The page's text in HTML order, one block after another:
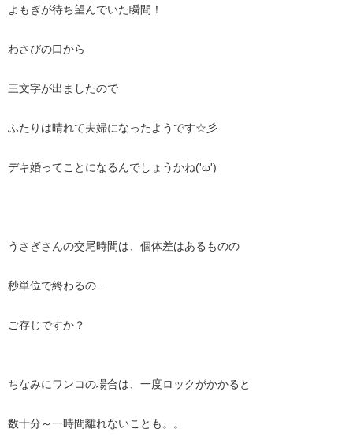
よもぎが待ち望んでいた瞬間！
わさびの口から
三文字が出ましたので
ふたりは晴れて夫婦になったようです☆彡
デキ婚ってことになるんでしょうかね('ω')
うさぎさんの交尾時間は、個体差はあるものの
秒単位で終わるの...
ご存じですか？
ちなみにワンコの場合は、一度ロックがかかると
数十分～一時間離れないことも。。